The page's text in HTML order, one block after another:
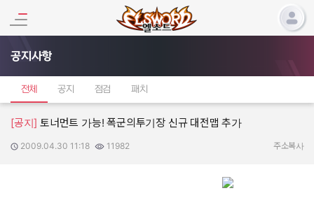
공지사항
전체 공지 점검 패치
[공지] 토너먼트 가능! 폭군의투기장 신규 대전맵 추가
작성일:
2009.04.30 11:18
조회수: 11982 주소복사